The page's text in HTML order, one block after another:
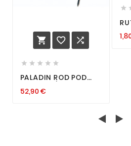
  
    
PALADIN ROD POD
AALANGELN
52,90 €
